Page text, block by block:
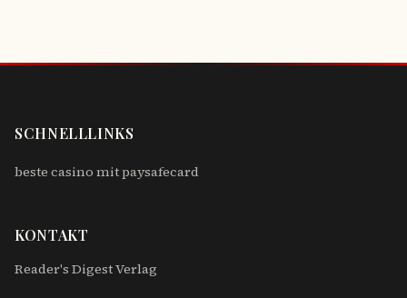
SCHNELLLINKS
beste casino mit paysafecard
KONTAKT
Reader's Digest Verlag